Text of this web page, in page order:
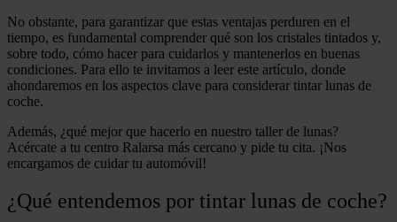
No obstante, para garantizar que estas ventajas perduren en el
tiempo, es fundamental comprender qué son los cristales tintados y,
sobre todo, cómo hacer para cuidarlos y mantenerlos en buenas
condiciones. Para ello te invitamos a leer este artículo, donde
ahondaremos en los aspectos clave para considerar tintar lunas de
coche.
Además, ¿qué mejor que hacerlo en nuestro taller de lunas?
Acércate a tu centro Ralarsa más cercano y pide tu cita. ¡Nos
encargamos de cuidar tu automóvil!
¿Qué entendemos por tintar lunas de coche?